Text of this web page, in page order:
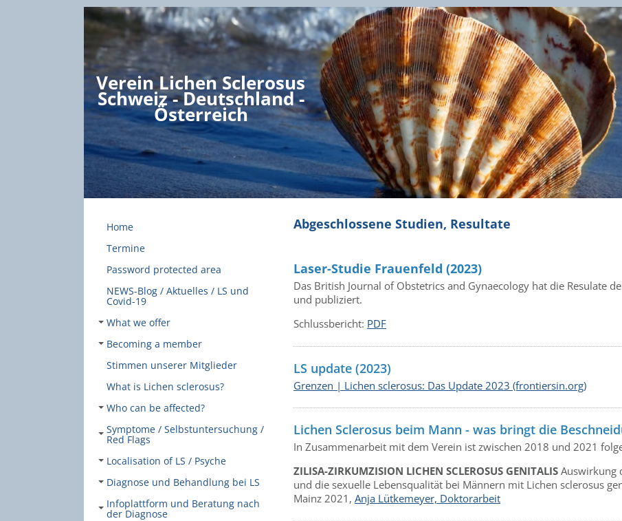
Verein Lichen Sclerosus
Schweiz - Deutschland -
Österreich
Home
Termine
Password protected area
NEWS-Blog / Aktuelles / LS und
Covid-19
What we offer
Becoming a member
Stimmen unserer Mitglieder
What is Lichen sclerosus?
Who can be affected?
Symptome / Selbstuntersuchung /
Red Flags
Localisation of LS / Psyche
Diagnose und Behandlung bei LS
Infoplattform und Beratung nach
der Diagnose
Abgeschlossene Studien, Resultate
Laser-Studie Frauenfeld (2023)
Das British Journal of Obstetrics and Gynaecology hat die Resulate
und publiziert.
Schlussbericht: PDF
LS update (2023)
Grenzen | Lichen sclerosus: Das Update 2023 (frontiersin.org)
Lichen Sclerosus beim Mann - was bringt die
In Zusammenarbeit mit dem Verein ist zwischen 2018 und 2021
ZILISA-ZIRKUMZISION LICHEN SCLEROSUS GENITALIS Auswirkung
und die sexuelle Lebensqualität bei Männern mit Lichen sclerosus
Mainz 2021, Anja Lütkemeyer, Doktorarbeit